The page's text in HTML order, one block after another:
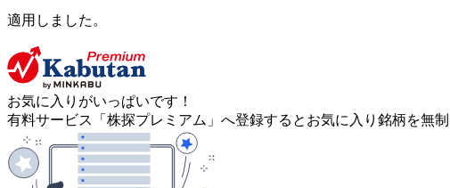
適用しました。
お気に入りがいっぱいです！
有料サービス「株探プレミアム」へ登録するとお気に入り銘柄を無